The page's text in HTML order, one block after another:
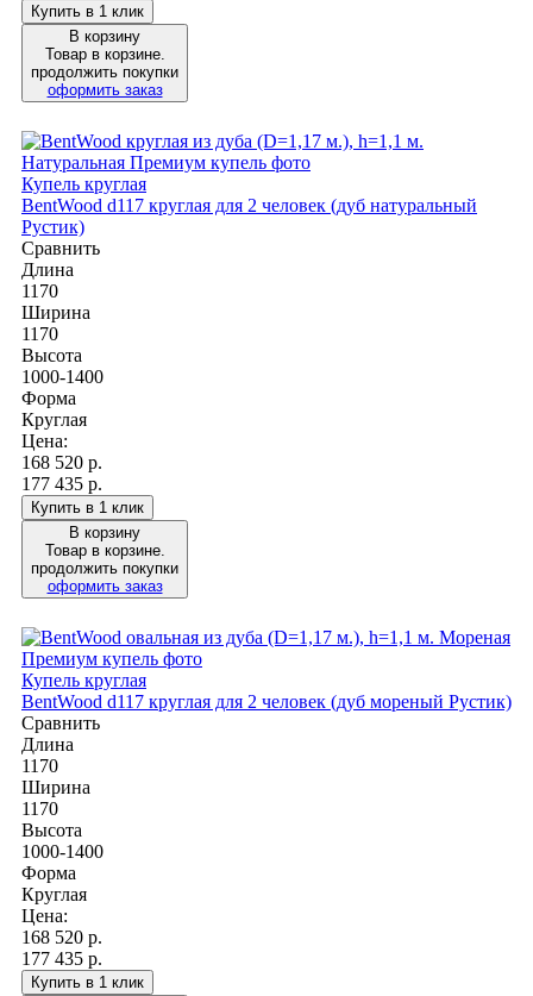
Купить в 1 клик
В корзину
Товар в корзине.
продолжить покупки
оформить заказ
Купель круглая
BentWood d117 круглая для 2 человек (дуб натуральный
Рустик)
Сравнить
Длина
1170
Ширина
1170
Высота
1000-1400
Форма
Круглая
Цена:
168 520 р.
177 435 р.
Купить в 1 клик
В корзину
Товар в корзине.
продолжить покупки
оформить заказ
Купель круглая
BentWood d117 круглая для 2 человек (дуб мореный Рустик)
Сравнить
Длина
1170
Ширина
1170
Высота
1000-1400
Форма
Круглая
Цена:
168 520 р.
177 435 р.
Купить в 1 клик